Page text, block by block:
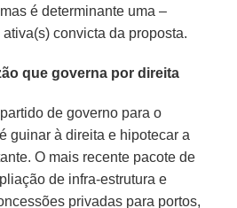
é determinante uma –
convicta da proposta.
que governa por direita
de governo para o
guinar à direita e hipotecar a
O mais recente pacote de
de infra-estrutura e
privadas para portos,